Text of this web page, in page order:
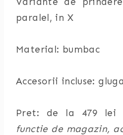
paralel, in X
Material: bumbac
Accesorii incluse: gluga
Pret: de la 479 lei
functie de magazin,